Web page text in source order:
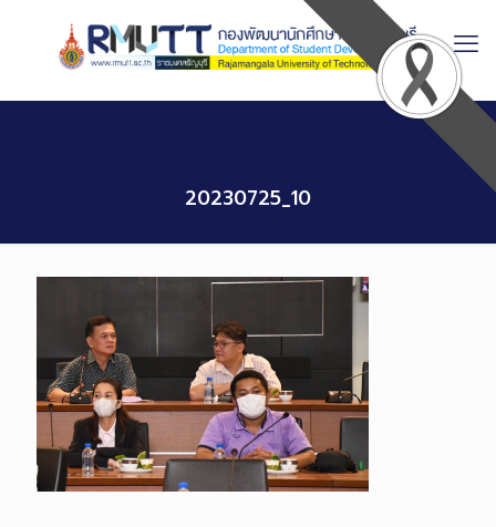
20230725_10